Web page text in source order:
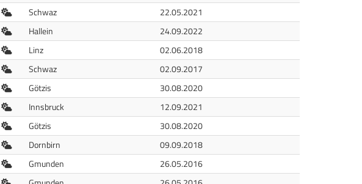
FreiluftSchwaz
22.05.2021
FreiluftHallein
24.09.2022
FreiluftLinz
02.06.2018
FreiluftSchwaz
02.09.2017
FreiluftGötzis
30.08.2020
FreiluftInnsbruck
12.09.2021
FreiluftGötzis
30.08.2020
FreiluftDornbirn
09.09.2018
FreiluftGmunden
26.05.2016